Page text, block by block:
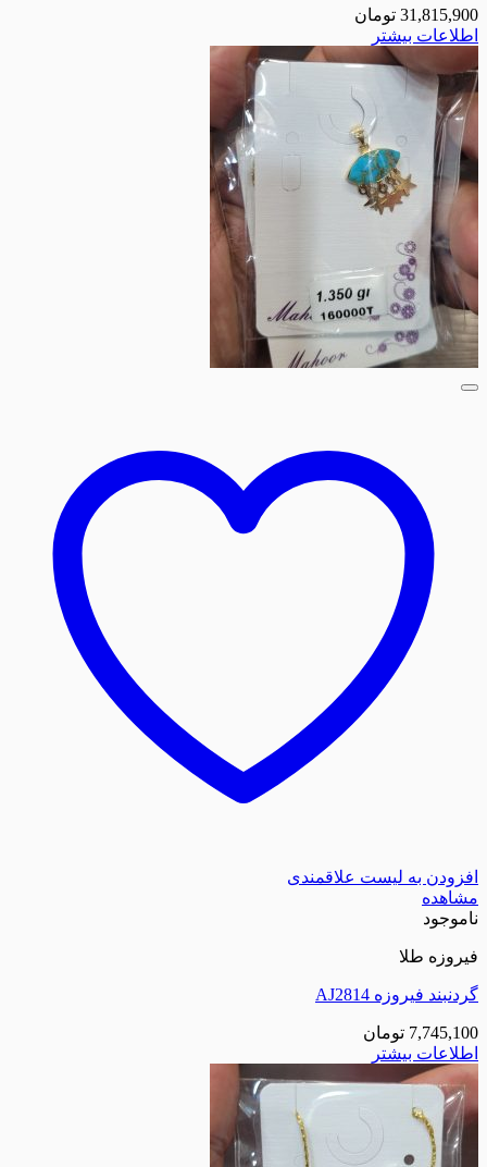
31,815,900 تومان
اطلاعات بیشتر
افزودن به لیست علاقمندی
مشاهده
ناموجود
فیروزه طلا
گردنبند فیروزه AJ2814
7,745,100 تومان
اطلاعات بیشتر